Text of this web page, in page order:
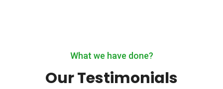
What we have done?
Our Testimonials